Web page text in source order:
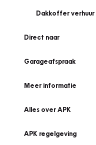
Dakkoffer verhuur
Direct naar
Garageafspraak
Meer informatie
Alles over APK
APK regelgeving